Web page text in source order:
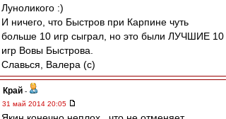
Луноликого :)
И ничего, что Быстров при Карпине чуть
больше 10 игр сыграл, но это были ЛУЧШИЕ 10
игр Вовы Быстрова.
Славься, Валера (с)
Край -
31 май 2014 20:05